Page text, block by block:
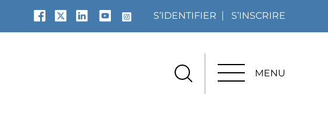
S’IDENTIFIER S’INSCRIRE
MENU